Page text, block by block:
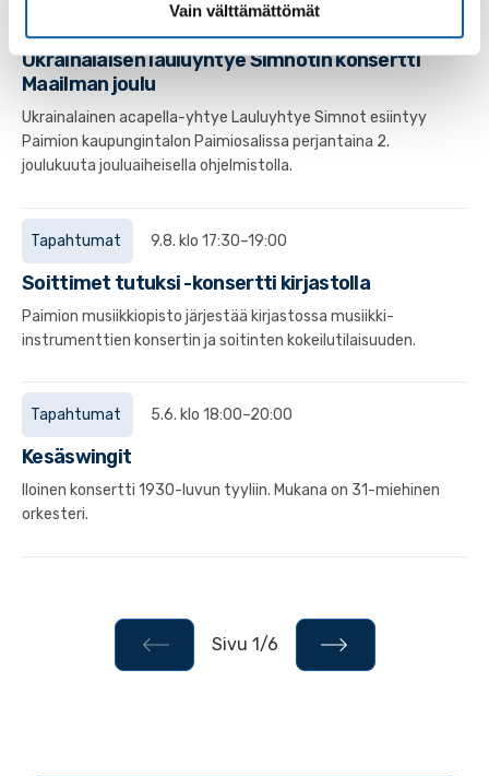
Vain välttämättömät
2.12. klo 18:00–19:00
Ukrainalaisen lauluyhtye Simnotin konsertti
Maailman joulu
Ukrainalainen acapella-yhtye Lauluyhtye Simnot esiintyy
Paimion kaupungintalon Paimiosalissa perjantaina 2.
joulukuuta jouluaiheisella ohjelmistolla.
Tapahtumat 9.8. klo 17:30–19:00
Soittimet tutuksi -konsertti kirjastolla
Paimion musiikkiopisto järjestää kirjastossa musiikki-
instrumenttien konsertin ja soitinten kokeilutilaisuuden.
Tapahtumat 5.6. klo 18:00–20:00
Kesäswingit
Iloinen konsertti 1930-luvun tyyliin. Mukana on 31-miehinen
orkesteri.
Sivu 1/6